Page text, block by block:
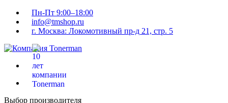
Пн-Пт 9:00–18:00
info@tmshop.ru
г. Москва: Локомотивный пр-д 21, стр. 5
Выбор производителя